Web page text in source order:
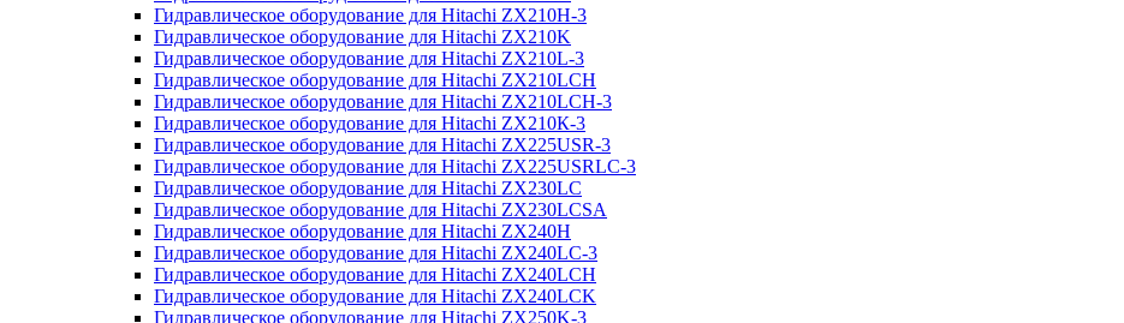
Гидравлическое оборудование для Hitachi ZX210H-3
Гидравлическое оборудование для Hitachi ZX210K
Гидравлическое оборудование для Hitachi ZX210L-3
Гидравлическое оборудование для Hitachi ZX210LCH
Гидравлическое оборудование для Hitachi ZX210LCH-3
Гидравлическое оборудование для Hitachi ZX210К-3
Гидравлическое оборудование для Hitachi ZX225USR-3
Гидравлическое оборудование для Hitachi ZX225USRLC-3
Гидравлическое оборудование для Hitachi ZX230LC
Гидравлическое оборудование для Hitachi ZX230LCSA
Гидравлическое оборудование для Hitachi ZX240H
Гидравлическое оборудование для Hitachi ZX240LC-3
Гидравлическое оборудование для Hitachi ZX240LCH
Гидравлическое оборудование для Hitachi ZX240LCK
Гидравлическое оборудование для Hitachi ZX250K-3